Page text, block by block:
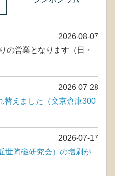
2026-08-07
の営業となります（日・
2026-07-28
えました（文京倉庫300
2026-07-17
世陶磁研究会）の増刷が